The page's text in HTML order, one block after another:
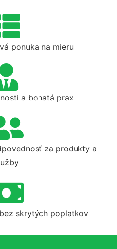
ponuka na mieru
a bohatá prax
za produkty a
skrytých poplatkov